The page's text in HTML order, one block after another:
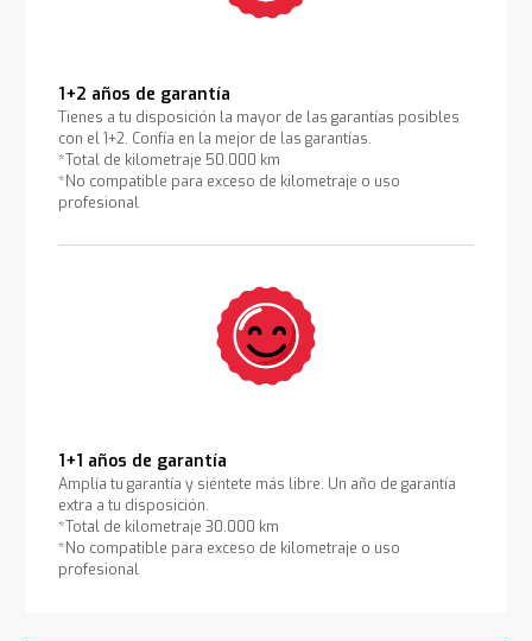
1+2 años de garantía
Tienes a tu disposición la mayor de las garantías posibles
con el 1+2. Confía en la mejor de las garantías.
*Total de kilometraje 50.000 km
*No compatible para exceso de kilometraje o uso
profesional
1+1 años de garantía
Amplía tu garantía y siéntete más libre. Un año de garantía
extra a tu disposición.
*Total de kilometraje 30.000 km
*No compatible para exceso de kilometraje o uso
profesional